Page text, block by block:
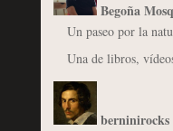
Begoña
Un paseo por la
Una de libros,
berninirocks